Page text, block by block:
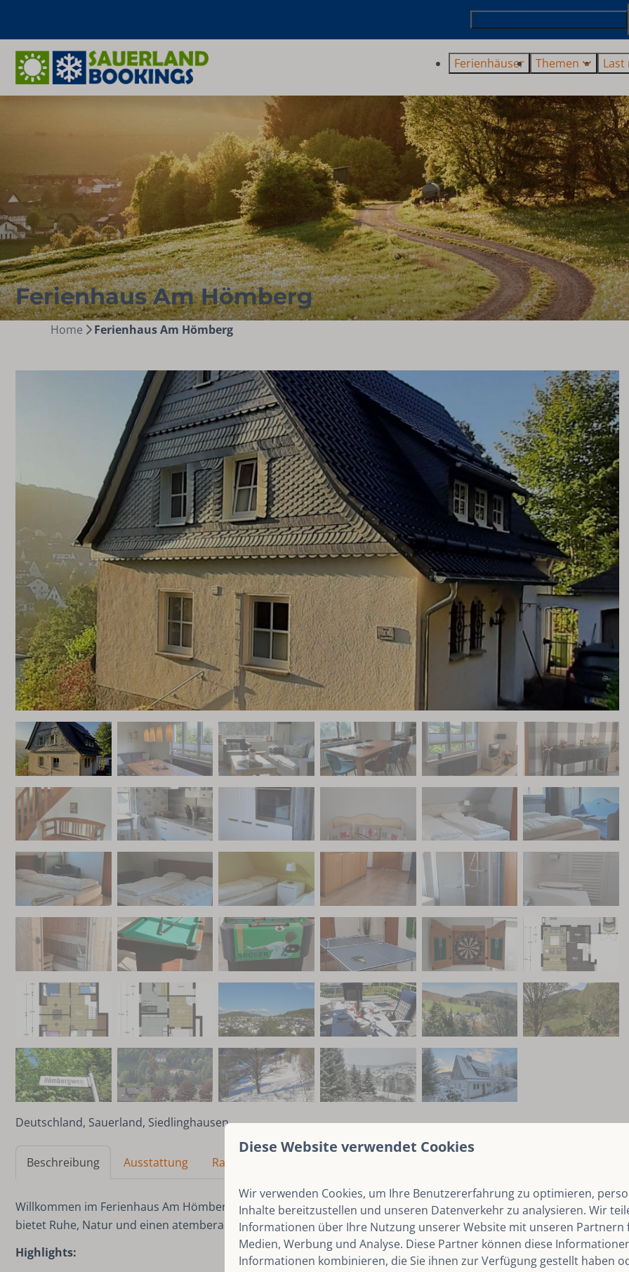
Ferienhäuser Themen Last
Ferienhaus Am Hömberg
Home Ferienhaus Am Hömberg
Deutschland, Sauerland, Siedlinghausen
Beschreibung Ausstattung Raumaufteilung
Willkommen im Ferienhaus Am Hömberg! Dieses freistehende Haus mit 133 m² auf einem Grundstück von 830 m²
bietet Ruhe, Natur und einen atemberaubenden Blick auf den Hömberg und das Tal von Siedlinghausen.
Highlights:
Diese Website verwendet Cookies
Wir verwenden Cookies, um Ihre Benutzererfahrung zu optimieren,
Inhalte bereitzustellen und unseren Datenverkehr zu analysieren. Wir
Informationen über Ihre Nutzung unserer Website mit unseren Partnern
Medien, Werbung und Analyse. Diese Partner können diese
Informationen kombinieren, die Sie ihnen zur Verfügung gestellt haben